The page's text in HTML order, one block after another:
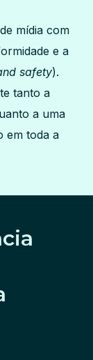
mídia com
e a
safety).
tanto a
a uma
em toda a